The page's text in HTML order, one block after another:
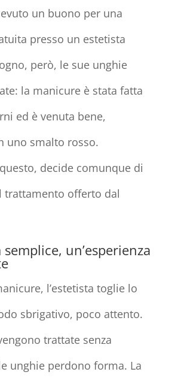
un buono per una
presso un estetista
però, le sue unghie
la manicure è stata fatta
ed è venuta bene,
uno smalto rosso.
decide comunque di
trattamento offerto dal
semplice, un’esperienza
l’estetista toglie lo
sbrigativo, poco attento.
trattate senza
unghie perdono forma. La